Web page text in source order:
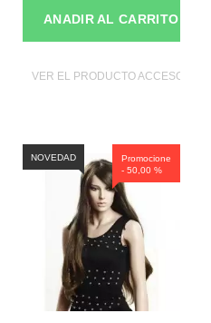
ANADIR AL CARRITO
VER EL PRODUCTO ACCESORIOS
Promocione
- 50,00 %
NOVEDAD